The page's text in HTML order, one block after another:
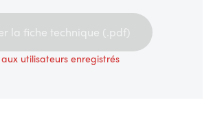
la fiche technique (.pdf)
utilisateurs enregistrés